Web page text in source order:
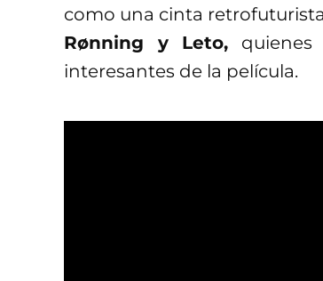
como una cinta
Rønning y Leto, quienes
interesantes de la película.